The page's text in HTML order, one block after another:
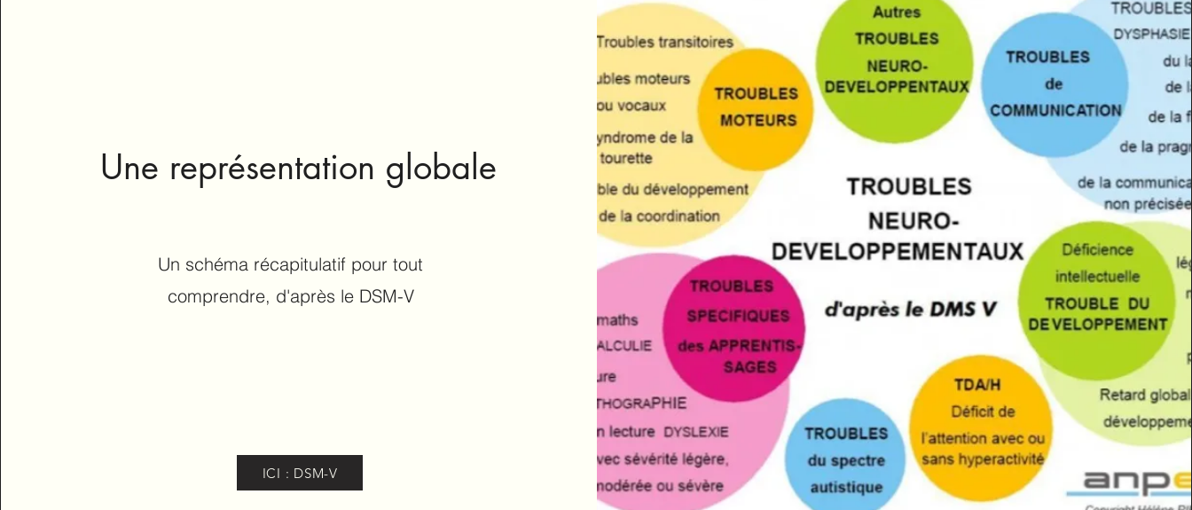
Une représentation globale
Un schéma récapitulatif pour tout
comprendre, d'après le DSM-V
ICI : DSM-V